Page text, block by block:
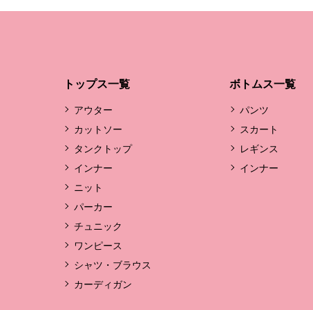
トップス一覧
アウター
カットソー
タンクトップ
インナー
ニット
パーカー
チュニック
ワンピース
シャツ・ブラウス
カーディガン
ボトムス一覧
パンツ
スカート
レギンス
インナー